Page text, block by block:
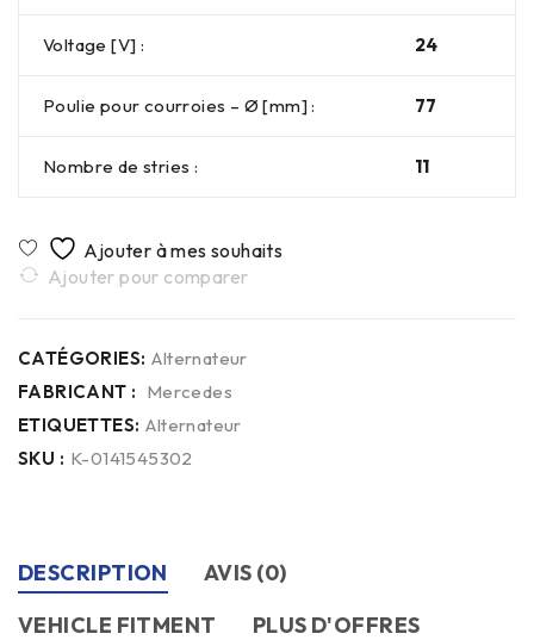
Voltage [V] : 24
Poulie pour courroies – Ø [mm] : 77
Nombre de stries : 11
Ajouter pour comparer
CATÉGORIES: Alternateur
FABRICANT : Mercedes
ETIQUETTES: Alternateur
SKU : K-0141545302
DESCRIPTION
AVIS (0)
VEHICLE FITMENT
PLUS D'OFFRES